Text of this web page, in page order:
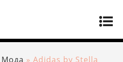
Мода » Adidas by Stella